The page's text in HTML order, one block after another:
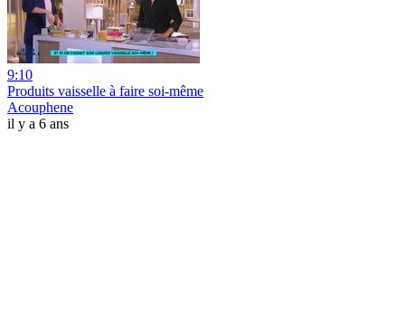
9:10
Produits vaisselle à faire soi-même
Acouphene
il y a 6 ans